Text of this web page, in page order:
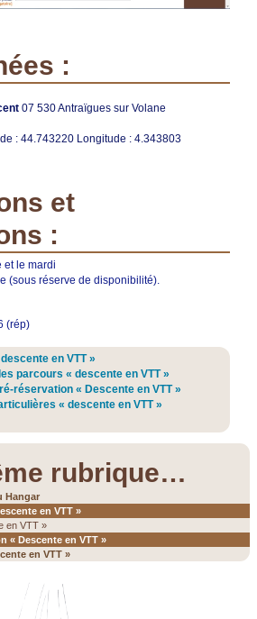
:
07 530 Antraïgues sur Volane
: 44.743220 Longitude : 4.343803
et
:
et le mardi
(sous réserve de disponibilité).
(rép)
en VTT »
parcours « descente en VTT »
réservation « Descente en VTT »
« descente en VTT »
rubrique…
Hangar
en VTT »
en VTT »
« Descente en VTT »
en VTT »